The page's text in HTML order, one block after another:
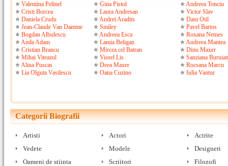
Valentina Pelinel Gina Pistol
Andreea Tonciu
Cristi Borcea
Laura Andresan
Victor Slav
Daniela Crudu
Andrei Aradits
Dani Otil
Jean-Claude Van Damme
Smiley
Pavel Bartos
Bogdan Albulescu
Andreea Esca
Roxana Nemes
Anda Adam
Lamia Beligan
Andreea Mantea
Cristian Brancu
Mircea cel Batran
Dinu Maxer
Mihai Viteazul
Viorel Lis
Sanziana
Alina Puscas
Deea Maxer
Rocsana Marcu
Lia Olguta Vasilescu
Oana Cuzino Iulia Vantur
Categorii Biografii
Artisti Actori
Actrite
Vedete
Modele
Designeri
Oameni de stiinta
Scriitori
Filozofi